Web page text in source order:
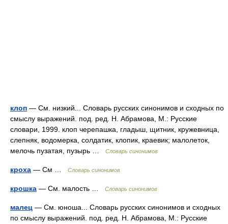
клоп — См. низкий... Словарь русских синонимов и сходных по
смыслу выражений. под. ред. Н. Абрамова, М.: Русские
словари, 1999. клоп черепашка, гладыш, щитник, кружевница,
слепняк, водомерка, солдатик, клопик, краевик; малолеток,
мелочь пузатая, пузырь …
Словарь синонимов
кроха — См … Словарь синонимов
крошка — См. малость … Словарь синонимов
малец — См. юноша... Словарь русских синонимов и сходных
по смыслу выражений. под. ред. Н. Абрамова, М.: Русские